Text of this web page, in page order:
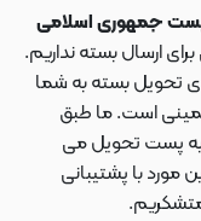
جمهوری اسلامی
ارسال بسته نداریم.
تحویل بسته به شما
است. ما طبق
پست تحویل می
مورد با پشتیبانی
متشکریم.